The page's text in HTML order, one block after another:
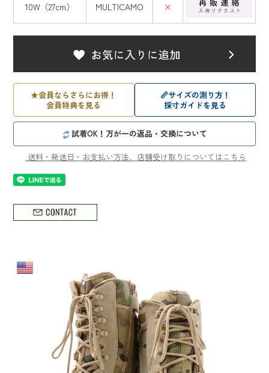
10W（27cm） MULTICAMO ×
★会員ならさらにお得！
会員特典を見る
📏サイズの測り方！
採寸ガイドを見る
試着OK！万が一の返品・交換について
送料・発送日・お支払い方法、店舗受け取りについてはこちら